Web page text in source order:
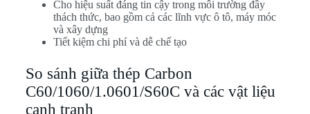
Cho hiệu suất đáng tin cậy trong môi trường đầy
thách thức, bao gồm cả các lĩnh vực ô tô, máy móc
và xây dựng
Tiết kiệm chi phí và dễ chế tạo
So sánh giữa thép Carbon
C60/1060/1.0601/S60C và các vật liệu
cạnh tranh